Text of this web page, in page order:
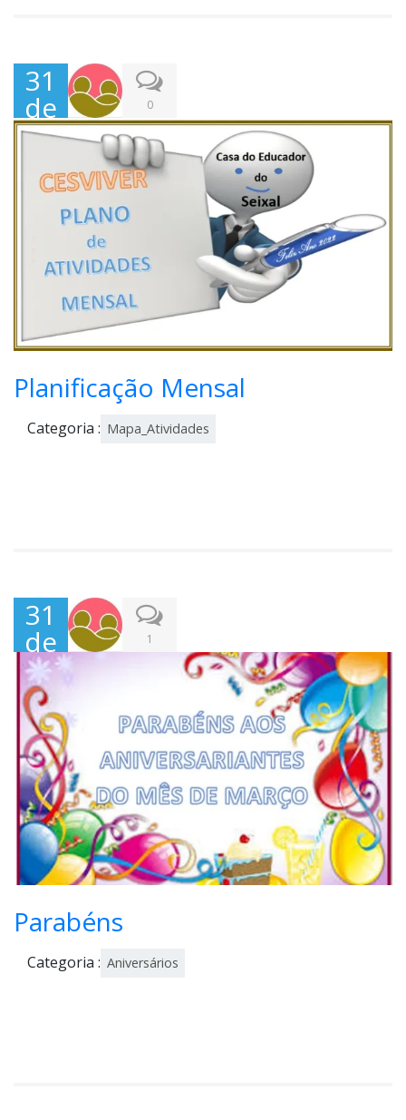
31
de
Mar
ço,
202
0
Planificação Mensal
Categoria : Mapa_Atividades
31
de
Mar
ço,
202
2
1
Parabéns
Categoria : Aniversários